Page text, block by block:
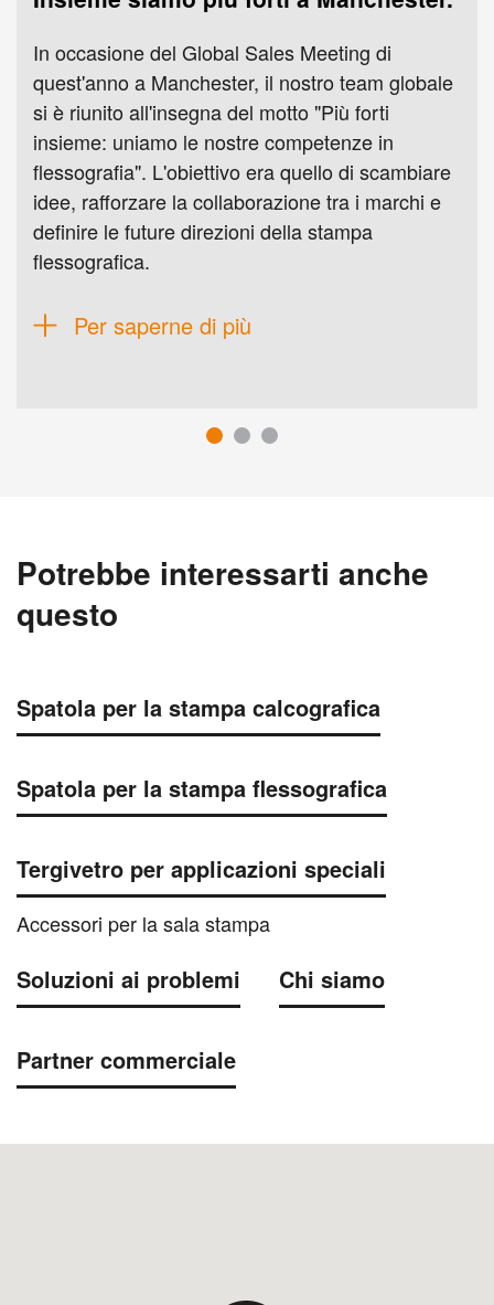
In occasione del Global Sales Meeting di
quest'anno a Manchester, il nostro team globale
si è riunito all'insegna del motto "Più forti
insieme: uniamo le nostre competenze in
flessografia". L'obiettivo era quello di scambiare
idee, rafforzare la collaborazione tra i marchi e
definire le future direzioni della stampa
flessografica.
Per saperne di più
Potrebbe interessarti anche
questo
Spatola per la stampa calcografica
Spatola per la stampa flessografica
Tergivetro per applicazioni speciali
Accessori per la sala stampa
Soluzioni ai problemi Chi siamo
Partner commerciale